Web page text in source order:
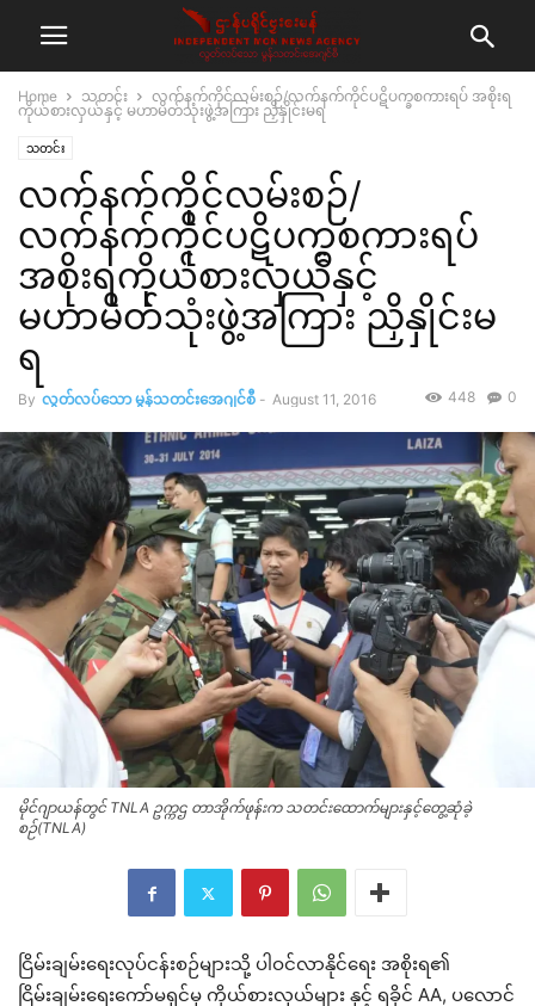
Home သတင်း
လက်နက်ကိုင်လမ်းစဉ်/လက်နက်ကိုင်ပဋိပက္ခစကားရပ် အစိုးရ
ကိုယ်စားလှယ်နှင့် မဟာမိတ်သုံးဖွဲ့အကြား ညှိနှိုင်းမရ
သတင်း
လက်နက်ကိုင်လမ်းစဉ်/
လက်နက်ကိုင်ပဋိပက္ခစကားရပ်
အစိုးရကိုယ်စားလှယ်နှင့်
မဟာမိတ်သုံးဖွဲ့အကြား ညှိနှိုင်းမ
ရ
By လွတ်လပ်သော မွန်သတင်းအေဂျင်စီ - August 11, 2016 0
448
မိုင်ဂျာယန်တွင် TNLA ဥက္ကဌ တာအိုက်ဖုန်းက သတင်းထောက်များနှင့်တွေ့ဆုံခဲ့
စဉ်(TNLA)
ငြိမ်းချမ်းရေးလုပ်ငန်းစဉ်များသို့ ပါဝင်လာနိုင်ရေး အစိုးရ၏
ငြိမ်းချမ်းရေးကော်မရှင်မှ ကိုယ်စားလှယ်များ နှင့် ရခိုင် AA, ပလောင်